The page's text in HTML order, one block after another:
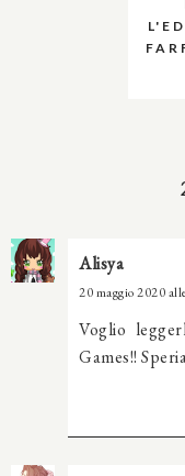
Alisya
20 maggio 2020
Voglio
Games!!